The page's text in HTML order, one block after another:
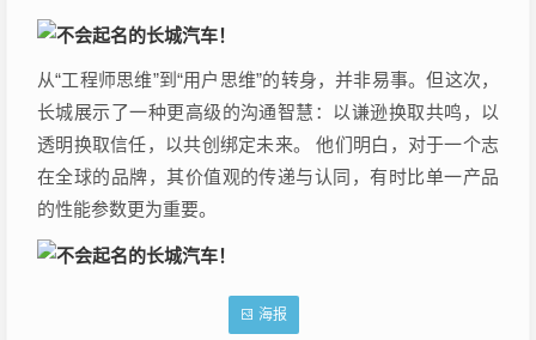
从“工程师思维”到“用户思维”的转身，并非易事。但这次，
长城展示了一种更高级的沟通智慧：以谦逊换取共鸣，以
透明换取信任，以共创绑定未来。 他们明白，对于一个志
在全球的品牌，其价值观的传递与认同，有时比单一产品
的性能参数更为重要。
海报